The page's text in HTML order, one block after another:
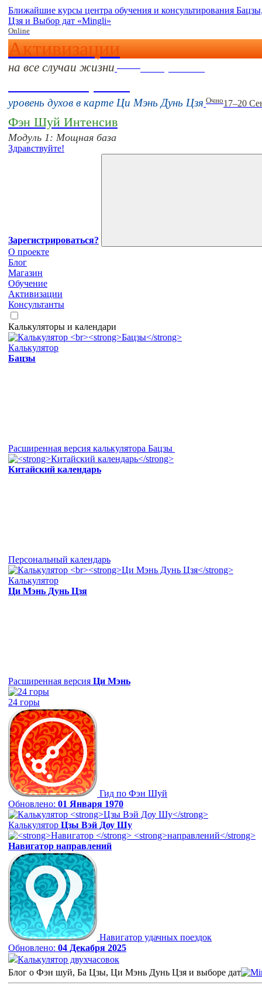
Ближайшие курсы центра обучения и консультирования
Цзя и Выбор дат «Mingli»
Online
Активизации
на все случаи жизни
уровень духов в карте Ци Мэнь Дунь Цзя Очно17–20
Фэн Шуй Интенсив
Модуль 1: Мощная база
Здравствуйте!
Зарегистрироваться?
О проекте
Блог
Магазин
Обучение
Активизации
Консультанты
Калькуляторы и календари
Калькулятор
Бацзы
Расширенная версия калькулятора Бацзы
Китайский календарь
Персональный календарь
Калькулятор
Ци Мэнь Дунь Цзя
Расширенная версия Ци Мэнь
24 горы
Гид по Фэн Шуй
Обновлено: 01 Января 1970
Калькулятор Цзы Вэй Доу Шу
Навигатор направлений
Навигатор удачных поездок
Обновлено: 04 Декабря 2025
Калькулятор двухчасовок
Блог о Фэн шуй, Ба Цзы, Ци Мэнь Дунь Цзя и выборе дат